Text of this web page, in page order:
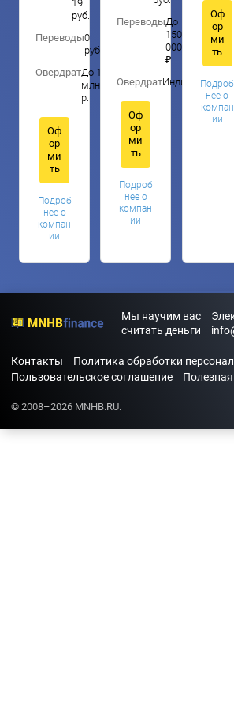
19
руб.
Переводы0
руб.
ОвердратДо 1
млн.
р.
Оф
ор
ми
ть
Подроб
нее о
компан
ии
ПереводыДо
150
000
₽
ОвердратИндивидуально
Оф
ор
ми
ть
Подроб
нее о
компан
ии
Оф
ор
ми
ть
Подроб
нее о
компан
ии
Мы научим вас
считать деньги
Контакты
Политика обработки
Пользовательское соглашение
© 2008–2026 MNHB.RU.